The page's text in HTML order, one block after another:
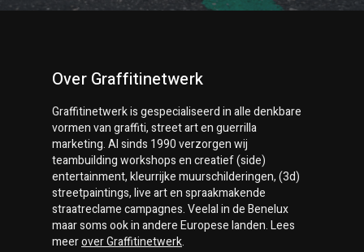
Over Graffitinetwerk
Graffitinetwerkis gespecialiseerd in alle denkbare
vormen van graffiti, street art en guerrilla
marketing. Al sinds 1990 verzorgen wij
teambuilding workshops en creatief (side)
entertainment, kleurrijke muurschilderingen, (3d)
streetpaintings, live art en spraakmakende
straatreclame campagnes. Veelal in de Benelux
maar soms ook in andere Europese landen. Lees
meeroverGraffitinetwerk.